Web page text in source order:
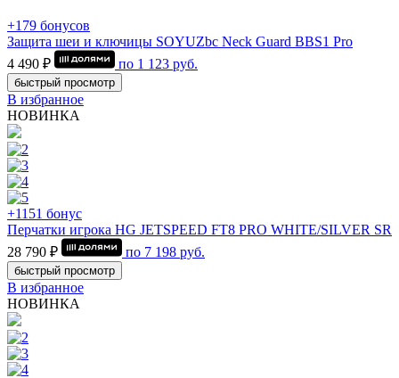
+179 бонусов
Защита шеи и ключицы SOYUZbc Neck Guard BBS1 Pro
4 490 ₽
по 1 123 руб.
быстрый просмотр
В избранное
НОВИНКА
+1151 бонус
Перчатки игрока HG JETSPEED FT8 PRO WHITE/SILVER SR
28 790 ₽
по 7 198 руб.
быстрый просмотр
В избранное
НОВИНКА